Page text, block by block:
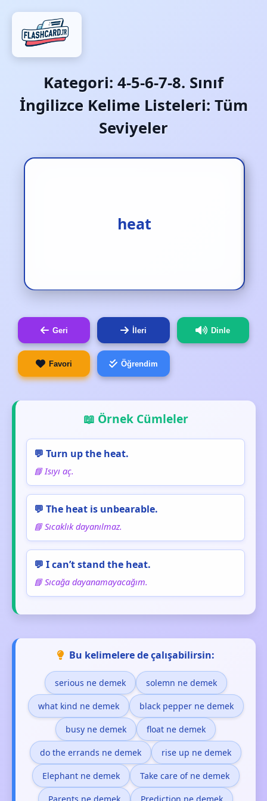
Kategori: 4-5-6-7-8. Sınıf
İngilizce Kelime Listeleri: Tüm
Seviyeler
heat
ısıtmak
Geri İleri Dinle
Favori Öğrendim
📖 Örnek Cümleler
💬 Turn up the heat.
📘 Isıyı aç.
💬 The heat is unbearable.
📘 Sıcaklık dayanılmaz.
💬 I can’t stand the heat.
📘 Sıcağa dayanamayacağım.
Bu kelimelere de çalışabilirsin:
serious ne demek solemn ne demek
what kind ne demek black pepper ne demek
busy ne demek float ne demek
do the errands ne demek rise up ne demek
Elephant ne demek Take care of ne demek